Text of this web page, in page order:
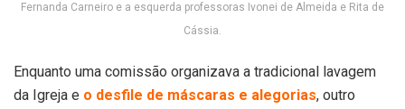
Fernanda Carneiro e a esquerda professoras Ivonei de Almeida e Rita de
Cássia.
Enquanto uma comissão organizava a tradicional lavagem
da Igreja e o desfile de máscaras e alegorias, outro